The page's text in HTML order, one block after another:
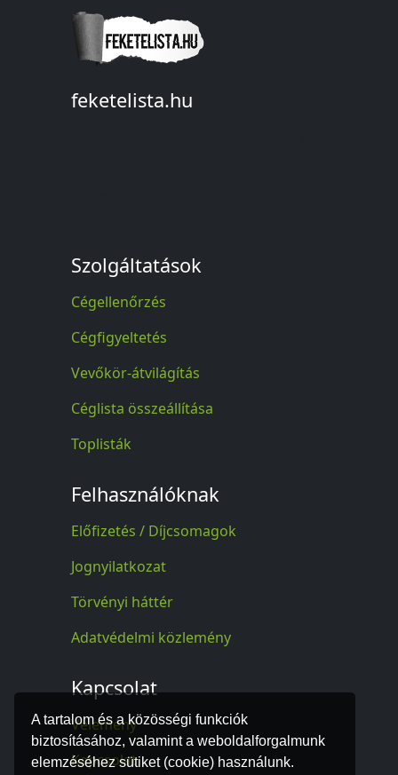
A tartalom és a közösségi funkciók
biztosításához, valamint a weboldalforgalmunk
elemzéséhez sütiket (cookie) használunk.
feketelista.hu
Szolgáltatások
Cégellenőrzés
Cégfigyeltetés
Vevőkör-átvilágítás
Céglista összeállítása
Toplisták
Felhasználóknak
Előfizetés / Díjcsomagok
Jognyilatkozat
Törvényi háttér
Adatvédelmi közlemény
Kapcsolat
Vélemény
Kapcsolat